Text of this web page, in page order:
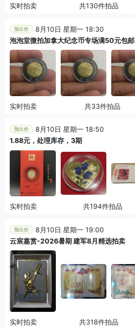
实时拍卖 共130件拍品
预出价
8月10日 星期一 18:30
泡泡堂微拍加拿大纪念币专场满50元包邮
实时拍卖 共33件拍品
预出价
8月10日 星期一 18:50
1.88元，处理库存，3期
实时拍卖 共194件拍品
预出价
8月10日 星期一 19:00
云宸嘉赏-2026暑期 建军8月精选拍卖
实时拍卖 共318件拍品